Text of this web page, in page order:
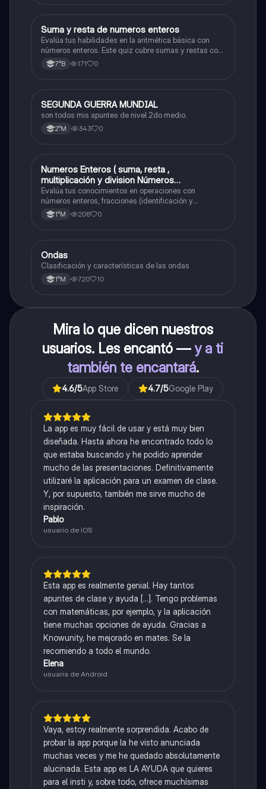
SMatemáticas
Suma y resta de numeros enteros
Evalúa tus habilidades en la aritmética básica con
números enteros. Este quiz cubre sumas y restas con
números positivos y negativos.
7°B 171 0
Historia
SEGUNDA GUERRA MUNDIAL
son todos mis apuntes de nivel 2do medio.
2°M 343 0
Matemáticas
Numeros Enteros ( suma, resta ,
multiplicación y division Números
Fraccionarios si es Propia o Impropia o mixto
( suma , resta , multiplicación y división)
Porcentaje ( fracción, porcentual y decimal).
Evalúa tus conocimientos en operaciones con
números enteros, fracciones (identificación y
operaciones) y conversiones de porcentajes (fracción,
decimal y viceversa).
1°M 208 0
Física
Ondas
Clasificación y características de las ondas
1°M 720 10
Mira lo que dicen nuestros
usuarios. Les encantó —y a ti
también te encantará.
4.6/5App Store 4.7/5Google Play
La app es muy fácil de usar y está muy bien
diseñada. Hasta ahora he encontrado todo lo
que estaba buscando y he podido aprender
mucho de las presentaciones. Definitivamente
utilizaré la aplicación para un examen de clase.
Y, por supuesto, también me sirve mucho de
inspiración.
Pablo
usuario de iOS
Esta app es realmente genial. Hay tantos
apuntes de clase y ayuda [...]. Tengo problemas
con matemáticas, por ejemplo, y la aplicación
tiene muchas opciones de ayuda. Gracias a
Knowunity, he mejorado en mates. Se la
recomiendo a todo el mundo.
Elena
usuaria de Android
Vaya, estoy realmente sorprendida. Acabo de
probar la app porque la he visto anunciada
muchas veces y me he quedado absolutamente
alucinada. Esta app es LA AYUDA que quieres
para el insti y, sobre todo, ofrece muchísimas